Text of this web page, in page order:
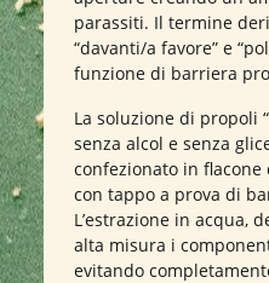
parassiti. Il termine
“davanti/a favore” e
funzione di barriera
La soluzione di propoli
senza alcol e senza
confezionato in
con tappo a prova di
L’estrazione in acqua,
alta misura i
evitando